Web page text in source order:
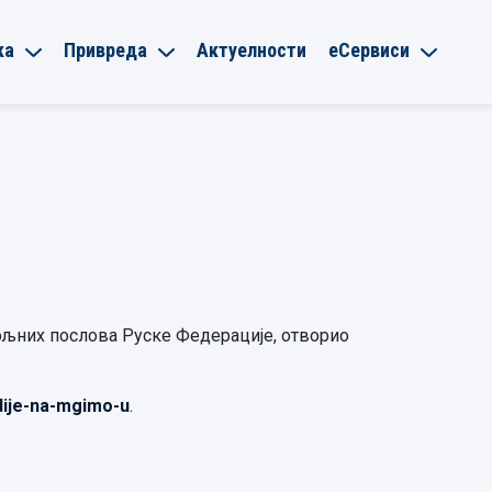
Привреда Актуелности еСервиси
послова Руске Федерације, отворио
na-mgimo-u.